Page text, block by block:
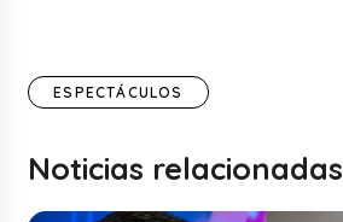
ESPECTÁCULOS
Noticias relacionadas